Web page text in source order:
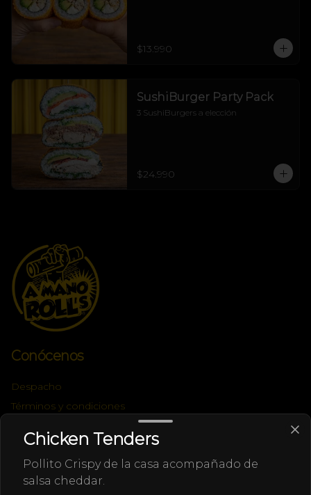
$13.990
SushiBurger Party Pack
3 SushiBurgers a elección
$24.990
Conócenos
Despacho
Términos y condiciones
Redes sociales
Instagram
Chicken Tenders
Pollito Crispy de la casa acompañado de
salsa cheddar.